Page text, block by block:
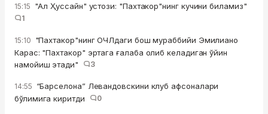
15:15 "Ал Ҳуссайн" устози: "Пахтакор"нинг кучини биламиз"
1
15:10 "Пахтакор"нинг ОЧЛдаги бош мураббийи Эмилиано
Карас: "Пахтакор" эртага ғалаба олиб келадиган ўйин
намойиш этади"
3
14:55 “Барселона” Левандовскини клуб афсоналари
бўлимига киритди
0